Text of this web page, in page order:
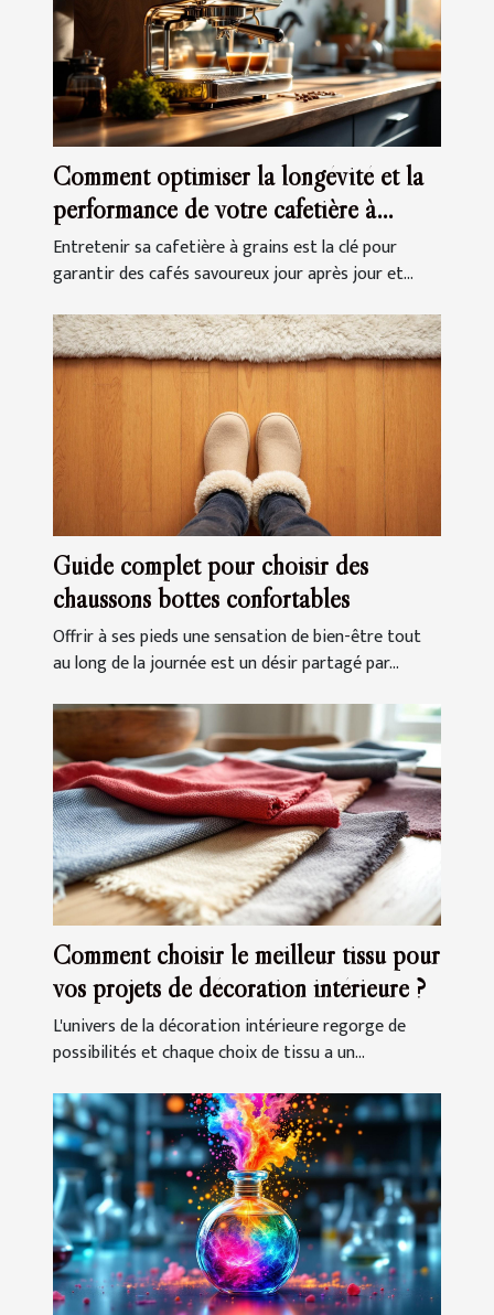
Comment optimiser la longévité et la
performance de votre cafetière à
grains ?
Entretenir sa cafetière à grains est la clé pour
garantir des cafés savoureux jour après jour et...
Guide complet pour choisir des
chaussons bottes confortables
Offrir à ses pieds une sensation de bien-être tout
au long de la journée est un désir partagé par...
Comment choisir le meilleur tissu pour
vos projets de décoration intérieure ?
L'univers de la décoration intérieure regorge de
possibilités et chaque choix de tissu a un...